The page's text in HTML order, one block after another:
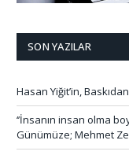
SON YAZILAR
Hasan Yiğit’in,
‘’İnsanın insan olma
Günümüze; Mehmet